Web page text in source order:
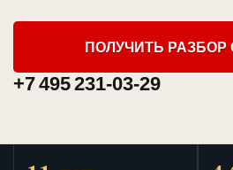
ПОЛУЧИТЬ РАЗБОР
+7 495 231-03-29